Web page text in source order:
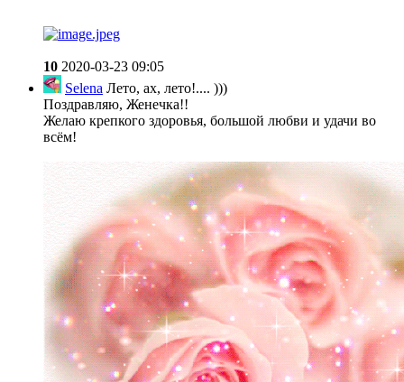
10 2020-03-23 09:05
Selena Лето, ах, лето!.... )))
Поздравляю, Женечка!!
Желаю крепкого здоровья, большой любви и удачи во
всём!